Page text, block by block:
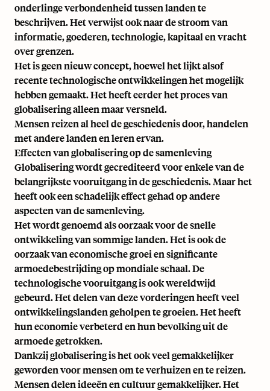
onderlinge verbondenheid tussen landen te
beschrijven. Het verwijst ook naar de stroom van
informatie, goederen, technologie, kapitaal en vracht
over grenzen.
Het is geen nieuw concept, hoewel het lijkt alsof
recente technologische ontwikkelingen het mogelijk
hebben gemaakt. Het heeft eerder het proces van
globalisering alleen maar versneld.
Mensen reizen al heel de geschiedenis door, handelen
met andere landen en leren ervan.
Effecten van globalisering op de samenleving
Globalisering wordt gecrediteerd voor enkele van de
belangrijkste vooruitgang in de geschiedenis. Maar het
heeft ook een schadelijk effect gehad op andere
aspecten van de samenleving.
Het wordt genoemd als oorzaak voor de snelle
ontwikkeling van sommige landen. Het is ook de
oorzaak van economische groei en significante
armoedebestrijding op mondiale schaal. De
technologische vooruitgang is ook wereldwijd
gebeurd. Het delen van deze vorderingen heeft veel
ontwikkelingslanden geholpen te groeien. Het heeft
hun economie verbeterd en hun bevolking uit de
armoede getrokken.
Dankzij globalisering is het ook veel gemakkelijker
geworden voor mensen om te verhuizen en te reizen.
Mensen delen ideeën en cultuur gemakkelijker. Het